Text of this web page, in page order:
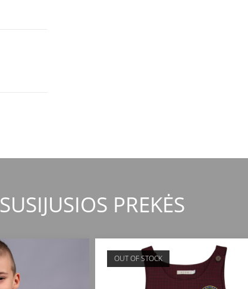
SUSIJUSIOS PREKĖS
OUT OF STOCK